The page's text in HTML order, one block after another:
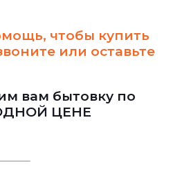
чтобы купить
или оставьте
вам бытовку по
ЦЕНЕ